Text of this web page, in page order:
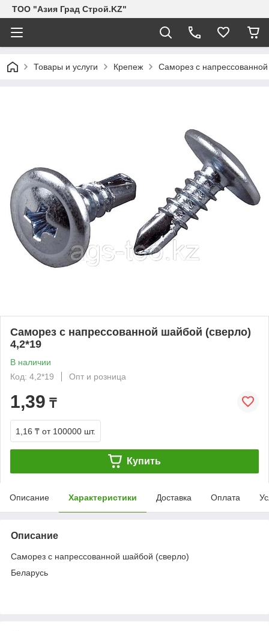
ТОО "Азия Град Строй.KZ"
Товары и услуги Крепеж Саморез с
Саморез с напрессованной шайбой (сверло)
4,2*19
В наличии
Код: 4,2*19
Опт и розница
1,39 ₸
1,16 ₸ от 100000 шт.
Купить
Описание Характеристики Доставка Оплата
Описание
Саморез с напрессованной шайбой (сверло)
Беларусь